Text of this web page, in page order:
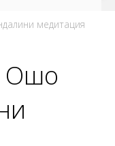
медитация
Ошо